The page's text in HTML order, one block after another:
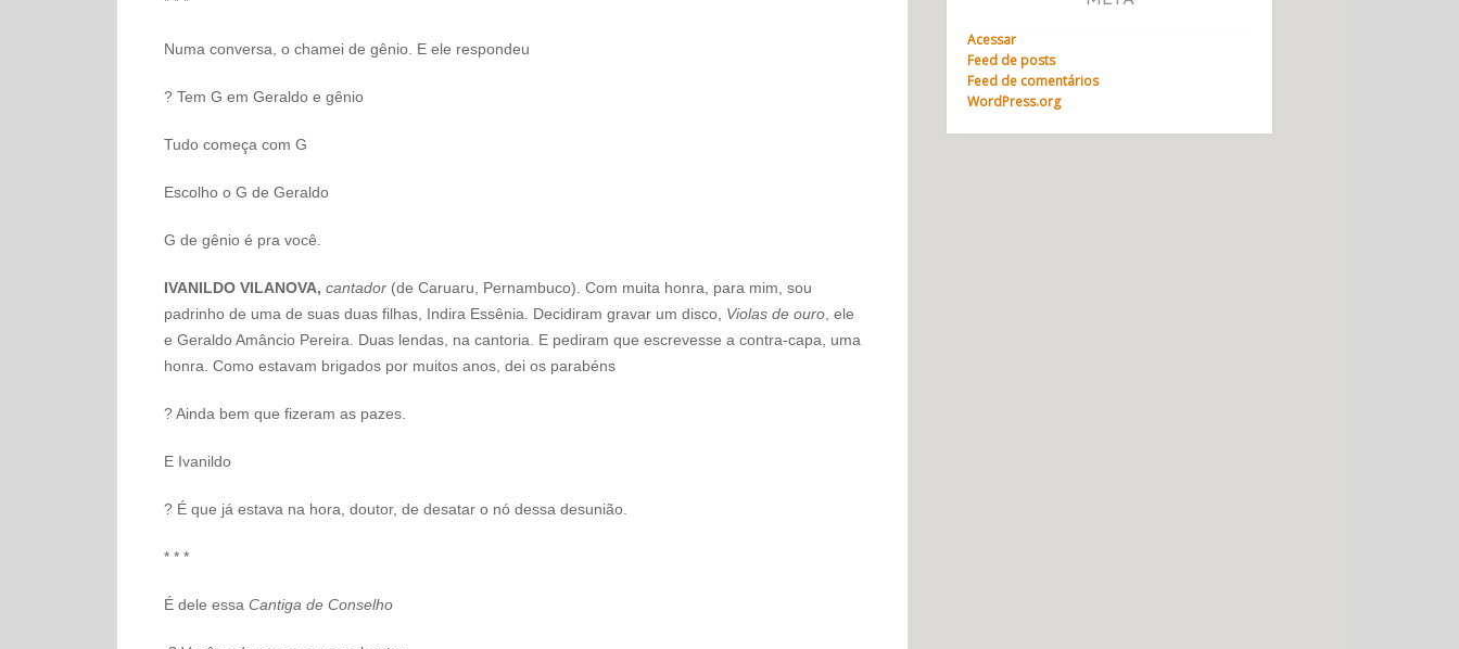
Numa conversa, o chamei de gênio. E ele respondeu
? Tem G em Geraldo e gênio
Tudo começa com G
Escolho o G de Geraldo
G de gênio é pra você.
IVANILDO VILANOVA, cantador (de Caruaru, Pernambuco). Com muita honra, para mim, sou
padrinho de uma de suas duas filhas, Indira Essênia. Decidiram gravar um disco, Violas de ouro, ele
e Geraldo Amâncio Pereira. Duas lendas, na cantoria. E pediram que escrevesse a contra-capa, uma
honra. Como estavam brigados por muitos anos, dei os parabéns
? Ainda bem que fizeram as pazes.
E Ivanildo
? É que já estava na hora, doutor, de desatar o nó dessa desunião.
* * *
É dele essa Cantiga de Conselho
Acessar
Feed de posts
Feed de comentários
WordPress.org